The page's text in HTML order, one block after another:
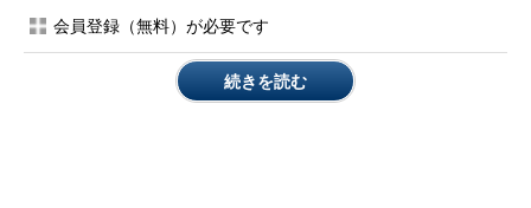
くは、以下のドキュメントで確認してください。
仮想化テクノロジを使用するWindows Serverのライセン
（PDFファイル）
会員登録（無料）が必要です
続きを読む